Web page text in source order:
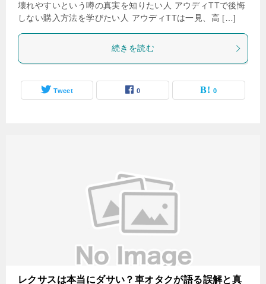
壊れやすいという噂の真実を知りたい人 アウディTTで後悔
しない購入方法を学びたい人 アウディTTは一見、高 […]
続きを読む
Tweet 0 0
レクサスは本当にダサい？車オタクが語る誤解と真